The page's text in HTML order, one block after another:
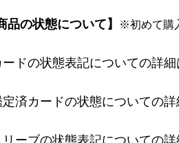
品の状態について】 ※初めて購
ードの状態表記についての詳細
定済カードの状態についての詳
リーブの状態表記についての詳